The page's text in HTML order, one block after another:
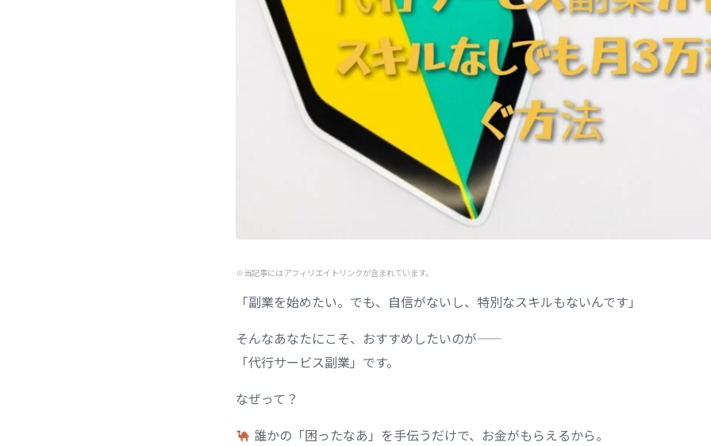
※当記事にはアフィリエイトリンクが含まれています。
「副業を始めたい。でも、自信がないし、特別なスキルもないんです」
そんなあなたにこそ、おすすめしたいのが——
「代行サービス副業」です。
なぜって？
誰かの「困ったなあ」を手伝うだけで、お金がもらえるから。